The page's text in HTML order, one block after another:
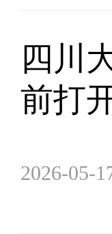
四川
前打
2026-05-